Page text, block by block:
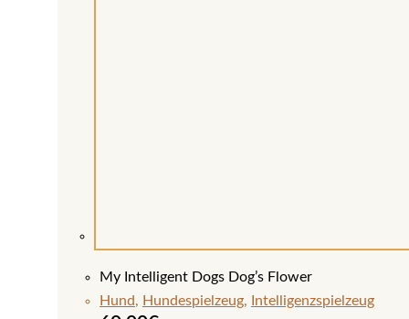
My Intelligent Dogs Dog’s Flower
Hund, Hundespielzeug, Intelligenzspielzeug